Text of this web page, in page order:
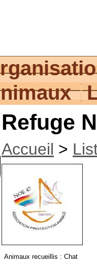
Refuge
Accueil >
Animaux recueillis : Chat